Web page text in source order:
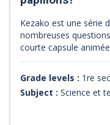
Kezako est une série
nombreuses
courte capsule
absorption de la
longueur d'onde,
phénomènes à
Grade levels : 1re
Subject : Science et